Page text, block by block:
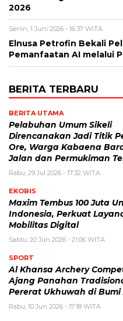
2026
Senin, 1 Juni 2026 - 16:37 WITA
Elnusa Petrofin Bekali
Pemanfaatan AI melalui
BERITA TERBARU
BERITA UTAMA
Pelabuhan Umum Sikeli
Direncanakan Jadi Titik
Ore, Warga Kabaena
Jalan dan Permukiman
Rabu, 29 Jul 2026 - 17:32 WITA
EKOBIS
Maxim Tembus 100 Juta
Indonesia, Perkuat
Mobilitas Digital
Sabtu, 20 Jun 2026 - 21:06 WITA
SPORT
Al Khansa Archery
Ajang Panahan
Pererat Ukhuwah di Bumi
Rabu, 10 Jun 2026 - 17:18 WITA